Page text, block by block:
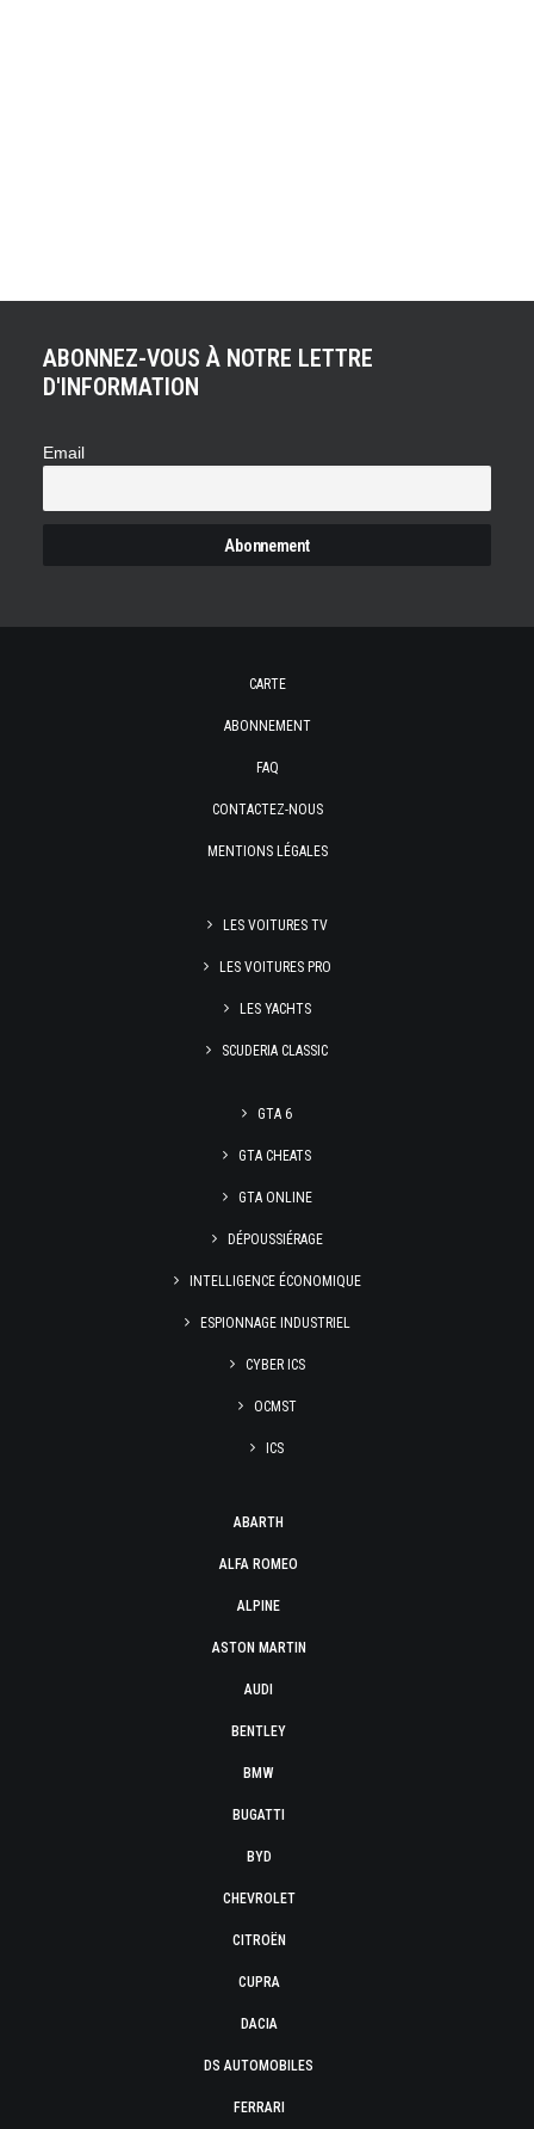
ABONNEZ-VOUS À NOTRE LETTRE
D'INFORMATION
Email
CARTE
ABONNEMENT
FAQ
CONTACTEZ-NOUS
MENTIONS LÉGALES
LES VOITURES TV
LES VOITURES PRO
LES YACHTS
SCUDERIA CLASSIC
GTA 6
GTA CHEATS
GTA ONLINE
DÉPOUSSIÉRAGE
INTELLIGENCE ÉCONOMIQUE
ESPIONNAGE INDUSTRIEL
CYBER ICS
OCMST
ICS
ABARTH
ALFA ROMEO
ALPINE
ASTON MARTIN
AUDI
BENTLEY
BMW
BUGATTI
BYD
CHEVROLET
CITROËN
CUPRA
DACIA
DS AUTOMOBILES
FERRARI